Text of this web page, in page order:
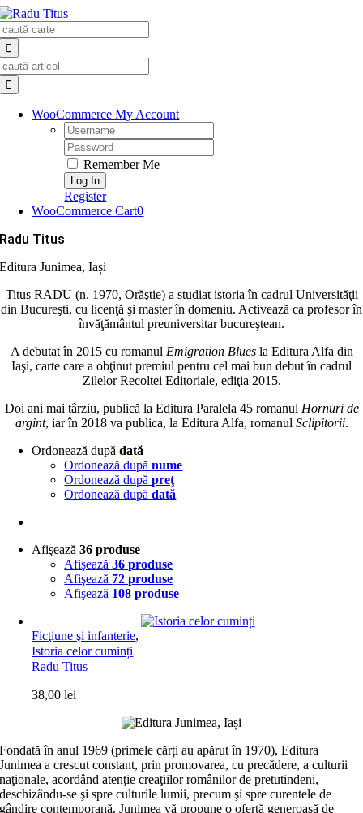
Skip
to
content
WooCommerce My Account
Username:
Password:
Remember Me
Register
WooCommerce Cart0
Radu Titus
Editura Junimea, Iași
Titus RADU (n. 1970, Orăştie) a studiat istoria în cadrul Universităţii
din Bucureşti, cu licenţă şi master în domeniu. Activează ca profesor în
învăţământul preuniversitar bucureştean.
A debutat în 2015 cu romanul Emigration Bluesla Editura Alfa din
Iaşi, carte care a obţinut premiul pentru cel mai bun debut în cadrul
Zilelor Recoltei Editoriale, ediţia 2015.
Doi ani mai târziu, publică la Editura Paralela 45 romanul Hornuri de
argint, iar în 2018 va publica, la Editura Alfa, romanul Sclipitorii.
Ordonează dupădată
Ordonează dupănume
Ordonează dupăpreţ
Ordonează dupădată
Afişează36 produse
Afişează36 produse
Afişează 72 produse
Afişează 108 produse
Ficţiune şi infanterie,
Istoria celor cuminți
Radu Titus
38,00lei
Fondată în anul 1969 (primele cărți au apărut în 1970), Editura
Junimea a crescut constant, prin promovarea, cu precădere, a culturii
naţionale, acordând atenţie creaţiilor românilor de pretutindeni,
deschizându-se şi spre culturile lumii, precum şi spre curentele de
gândire contemporană. Junimea vă propune o ofertă generoasă de